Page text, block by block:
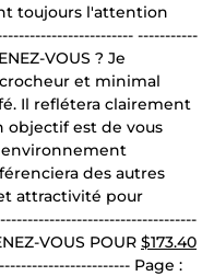
toujours l'attention
-----------
VOUS ? Je
et minimal
Il reflétera clairement
objectif est de vous
environnement
des autres
attractivité pour
VOUS POUR $173.40
Page :